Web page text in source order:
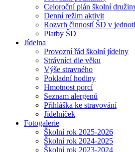
Celoroční plán školní
Denní režim aktivit
Rozvrh činností ŠD v
Platby ŠD
Jídelna
Provozní řád školní jídelny
Strávníci dle věku
Výše stravného
Pokladní hodiny
Hmotnost porcí
Seznam alergenů
Přihláška ke stravování
Jídelníček
Fotogalerie
Školní rok 2025-2026
Školní rok 2024-2025
Školní rok 2023-2024